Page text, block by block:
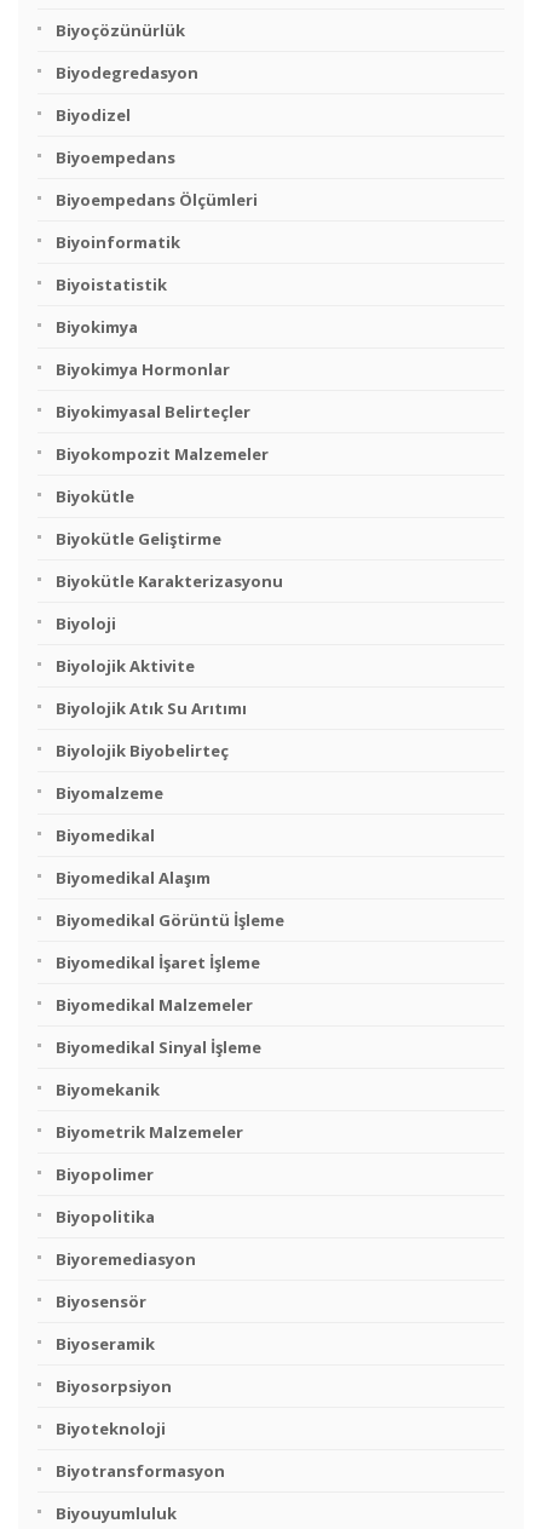
Biyoçözünürlük
Biyodegredasyon
Biyodizel
Biyoempedans
Biyoempedans Ölçümleri
Biyoinformatik
Biyoistatistik
Biyokimya
Biyokimya Hormonlar
Biyokimyasal Belirteçler
Biyokompozit Malzemeler
Biyokütle
Biyokütle Geliştirme
Biyokütle Karakterizasyonu
Biyoloji
Biyolojik Aktivite
Biyolojik Atık Su Arıtımı
Biyolojik Biyobelirteç
Biyomalzeme
Biyomedikal
Biyomedikal Alaşım
Biyomedikal Görüntü İşleme
Biyomedikal İşaret İşleme
Biyomedikal Malzemeler
Biyomedikal Sinyal İşleme
Biyomekanik
Biyometrik Malzemeler
Biyopolimer
Biyopolitika
Biyoremediasyon
Biyosensör
Biyoseramik
Biyosorpsiyon
Biyoteknoloji
Biyotransformasyon
Biyouyumluluk